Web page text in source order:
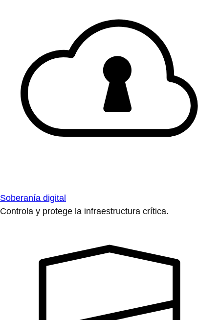
Soberanía digital
Controla y protege la infraestructura crítica.